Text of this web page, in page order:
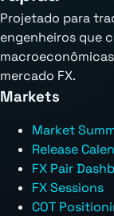
Projetado para
engenheiros que
mercado FX.
Markets
Market
Release
FX Pair
FX Sessions
COT